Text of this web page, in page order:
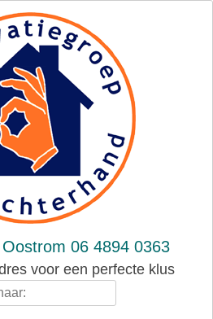
06 4894 0363
voor een perfecte klus